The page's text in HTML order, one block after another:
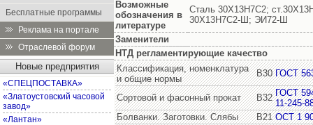
Бесплатные программы
Реклама на портале
Отраслевой форум
Новые предприятия
«СПЕЦПОСТАВКА»
«Златоустовский часовой
завод»
«Лантан»
Возможные
обозначения в
литературе
Сталь 30Х13Н7С2;
30Х13Н7С2-Ш; ЭИ72-Ш
Заменители
НТД регламентирующие качество
Классификация, номенклатура
и общие нормы
В30 ГОСТ
Сортовой и фасонный прокат В32 ГОСТ
11-245-
Болванки. Заготовки. Слябы
В21 ОСТ 1